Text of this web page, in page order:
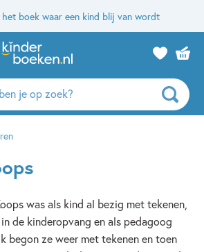
het boek waar een kind blij van wordt
was als kind al bezig met tekenen,
de kinderopvang en als pedagoog
begon ze weer met tekenen en toen